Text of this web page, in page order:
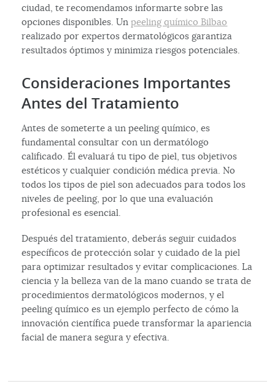
ciudad, te recomendamos informarte sobre las
opciones disponibles. Unpeeling químico Bilbao
realizado por expertos dermatológicos garantiza
resultados óptimos y minimiza riesgos potenciales.
Consideraciones Importantes
Antes del Tratamiento
Antes de someterte a un peeling químico, es
fundamental consultar con un dermatólogo
calificado. Él evaluará tu tipo de piel, tus objetivos
estéticos y cualquier condición médica previa. No
todos los tipos de piel son adecuados para todos los
niveles de peeling, por lo que una evaluación
profesional es esencial.
Después del tratamiento, deberás seguir cuidados
específicos de protección solar y cuidado de la piel
para optimizar resultados y evitar complicaciones. La
ciencia y la belleza van de la mano cuando se trata de
procedimientos dermatológicos modernos, y el
peeling químico es un ejemplo perfecto de cómo la
innovación científica puede transformar la apariencia
facial de manera segura y efectiva.